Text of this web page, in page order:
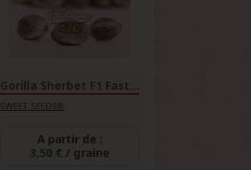
Gorilla Sherbet F1 Fast...
SWEET SEEDS®
A partir de :
3,50 € / graine